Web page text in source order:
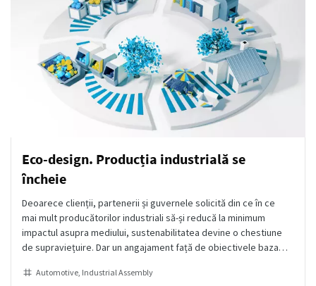
Eco-design. Producția industrială se
încheie
Deoarece clienții, partenerii și guvernele solicită din ce în ce
mai mult producătorilor industriali să-și reducă la minimum
impactul asupra mediului, sustenabilitatea devine o chestiune
de supraviețuire. Dar un angajament față de obiectivele bazate
obiectivele neutre din punct de vedere al emisiilor de carbon,
Automotive Industrial Assembly